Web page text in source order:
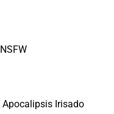
Apocalipsis Irisado